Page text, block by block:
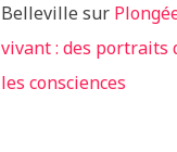
Belleville sur
vivant : des portraits
les consciences